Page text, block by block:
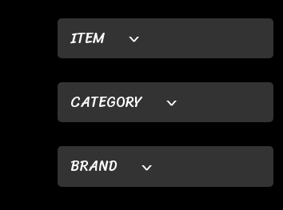
ITEM
CATEGORY
BRAND